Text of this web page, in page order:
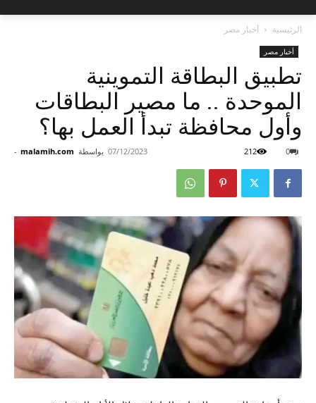
الرئيسية أخبار مصر
أخبار مصر
تطبيق البطاقة التموينية
الموحدة .. ما مصير البطاقات
وأول محافظة تبدأ العمل بها؟
بواسطة malamih.com
- 07/12/2023 0
212